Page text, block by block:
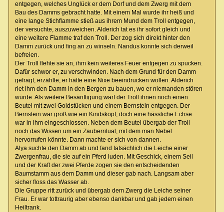
entgegen, welches Unglück er dem Dorf und dem Zwerg mit dem
Bau des Damms gebracht hatte. Mit einem Mal wurde ihr heiß und
eine lange Stichflamme stieß aus ihrem Mund dem Troll entgegen,
der versuchte, auszuweichen. Alderich tat es ihr sofort gleich und
eine weitere Flamme traf den Troll. Der zog sich direkt hinter den
Damm zurück und fing an zu winseln. Nandus konnte sich derweil
befreien.
Der Troll flehte sie an, ihm kein weiteres Feuer entgegen zu spucken.
Dafür schwor er, zu verschwinden. Nach dem Grund für den Damm
gefragt, erzählte, er hätte eine Nixe beeindrucken wollen. Alderich
riet ihm den Damm in den Bergen zu bauen, wo er niemanden stören
würde. Als weitere Besänftigung warf der Troll ihnen noch einen
Beutel mit zwei Goldstücken und einem Bernstein entgegen. Der
Bernstein war groß wie ein Kindskopf, doch eine hässliche Echse
war in ihm eingeschlossen. Neben dem Beutel übergab der Troll
noch das Wissen um ein Zauberritual, mit dem man Nebel
hervorrufen könnte. Dann machte er sich von dannen.
Alya suchte den Damm ab und fand tatsächlich die Leiche einer
Zwergenfrau, die sie auf ein Pferd luden. Mit Geschick, einem Seil
und der Kraft der zwei Pferde zogen sie den entscheidenden
Baumstamm aus dem Damm und dieser gab nach. Langsam aber
sicher floss das Wasser ab.
Die Gruppe ritt zurück und übergab dem Zwerg die Leiche seiner
Frau. Er war tottraurig aber ebenso dankbar und gab jedem einen
Heiltrank.